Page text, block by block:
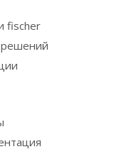
fischer
решений